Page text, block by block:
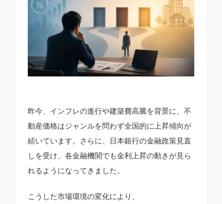
昨今、インフレの進行や建築費高騰を背景に、不
動産価格はジャンルを問わず全国的に上昇傾向が
続いています。さらに、日本銀行の金融政策見直
しを受け、各金融機関でも金利上昇の動きが見ら
れるようになってきました。
こうした市場環境の変化により、